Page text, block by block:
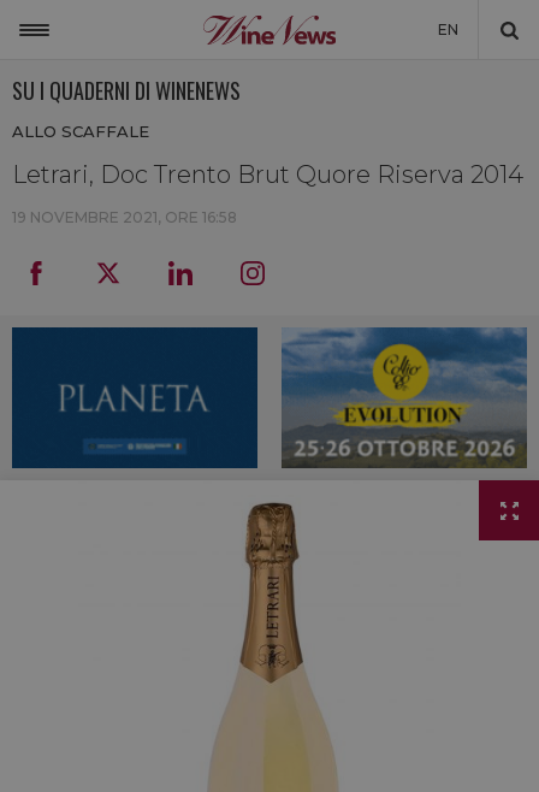
EN
NON SOLO VINO
NEWSLETTER
LA CANTINA DI WINENEWS
DICONO DI NOI
WINENEWS TV
SU I QUADERNI DI WINENEWS
ALLO SCAFFALE
Letrari, Doc Trento Brut Quore Riserva 2014
19 NOVEMBRE 2021, ORE 16:58